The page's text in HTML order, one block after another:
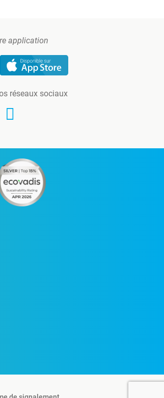
application
réseaux sociaux